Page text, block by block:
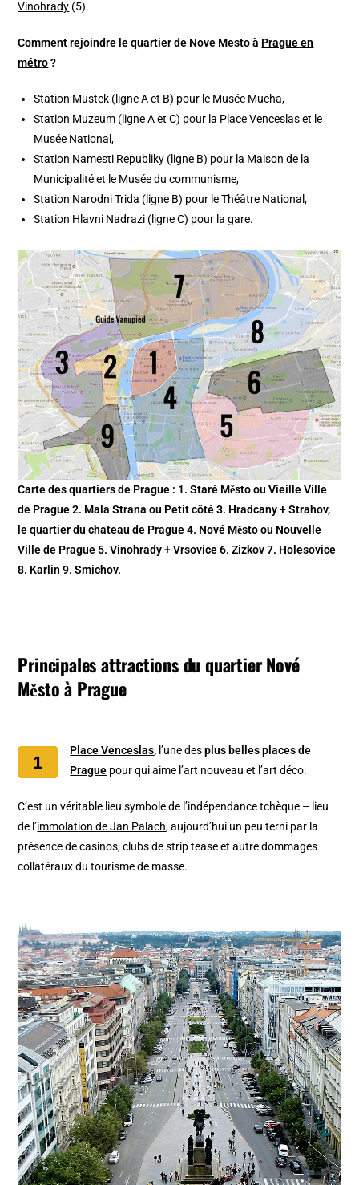
Vinohrady (5).
Comment rejoindre le quartier de Nove Mesto à Prague en
métro?
Station Mustek (ligne A et B) pour le Musée Mucha,
Station Muzeum (ligne A et C) pour la Place Venceslas et le
Musée National,
Station Namesti Republiky (ligne B) pour la Maison de la
Municipalité et le Musée du communisme,
Station Narodni Trida (ligne B) pour le Théâtre National,
Station Hlavni Nadrazi (ligne C) pour la gare.
Carte des quartiers de Prague : 1. Staré Město ou Vieille Ville
de Prague 2. Mala Strana ou Petit côté 3. Hradcany + Strahov,
le quartier du chateau de Prague 4. Nové Město ou Nouvelle
Ville de Prague 5. Vinohrady + Vrsovice 6. Zizkov 7. Holesovice
8. Karlin 9. Smichov.
Principales attractions du quartier Nové
Město à Prague
Place Venceslas, l’une desplus belles places de
Prague pour qui aime l’art nouveau et l’art déco.
C’est un véritable lieu symbole de l’indépendance tchèque – lieu
de l’immolation de Jan Palach, aujourd’hui un peu terni par la
présence de casinos, clubs de strip tease et autre dommages
collatéraux du tourisme de masse.